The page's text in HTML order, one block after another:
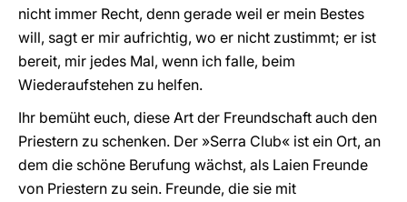
nicht immer Recht, denn gerade weil er mein Bestes
will, sagt er mir aufrichtig, wo er nicht zustimmt; er ist
bereit, mir jedes Mal, wenn ich falle, beim
Wiederaufstehen zu helfen.
Ihr bemüht euch, diese Art der Freundschaft auch den
Priestern zu schenken. Der »Serra Club« ist ein Ort, an
dem die schöne Berufung wächst, als Laien Freunde
von Priestern zu sein. Freunde, die sie mit